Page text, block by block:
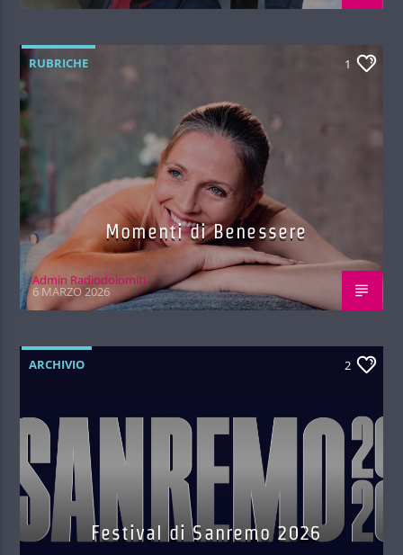
RUBRICHE 1
Momenti di Benessere
Admin Radiodolomiti
6 MARZO 2026
ARCHIVIO 2
Festival di Sanremo 2026